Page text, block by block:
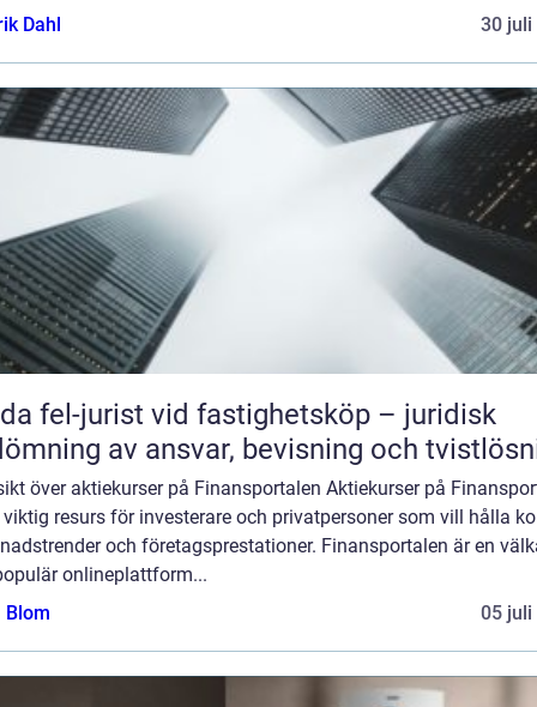
Dahl
30 juli
fel-jurist vid fastighetsköp – juridisk
av ansvar, bevisning och
över aktiekurser på Finansportalen Aktiekurser på
viktig resurs för investerare och privatpersoner som vill hålla
och företagsprestationer. Finansportalen är en
onlineplattform...
Blom
05 juli